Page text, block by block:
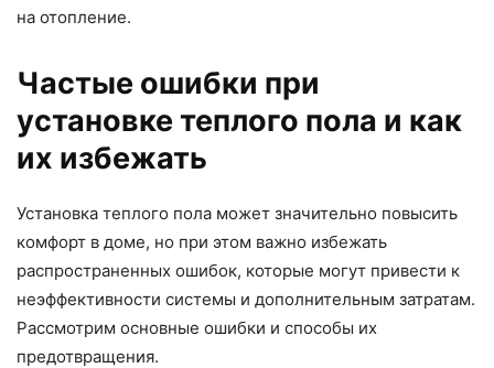
на отопление.
Частые ошибки при
установке теплого пола и как
их избежать
Установка теплого пола может значительно повысить
комфорт в доме, но при этом важно избежать
распространенных ошибок, которые могут привести к
неэффективности системы и дополнительным затратам.
Рассмотрим основные ошибки и способы их
предотвращения.